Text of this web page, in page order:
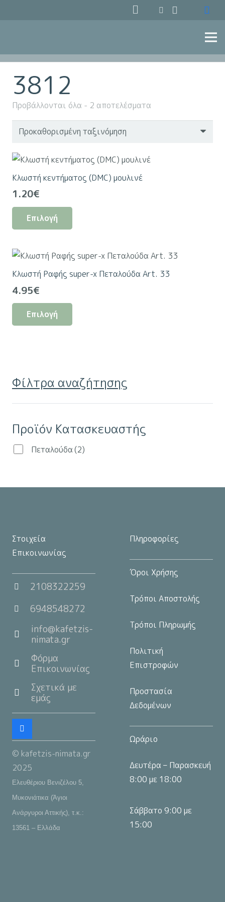
3812
Προβάλλονται όλα - 2 αποτελέσματα
Κλωστή κεντήματος (DMC) μουλινέ
1.20€
Επιλογή
πολλαπλές
παραλλαγές.
σελίδα
του
προϊόντος
Κλωστή Ραφής super-x Πεταλούδα Art. 33
4.95€
Επιλογή
Οι
επιλογές
να
επιλεγούν
του
Φίλτρα αναζήτησης
Προϊόν Κατασκευαστής
Πεταλούδα(2)
Στοιχεία
Επικοινωνίας
2108322259
6948548272
info@kafetzis-
nimata.gr
Φόρμα
Επικοινωνίας
Σχετικά με
εμάς
© kafetzis-nimata.gr
2025
Ελευθέριου Βενιζέλου 5,
Μυκονιάτικα (Άγιοι
Ανάργυροι Αττικής), τ.κ.:
13561 – Ελλάδα
Πληροφορίες
Όροι Χρήσης
Τρόποι Αποστολής
Τρόποι Πληρωμής
Πολιτική
Επιστροφών
Προστασία
Δεδομένων
Ωράριο
Δευτέρα – Παρασκευή
8:00 με 18:00
Σάββατο 9:00 με
15:00